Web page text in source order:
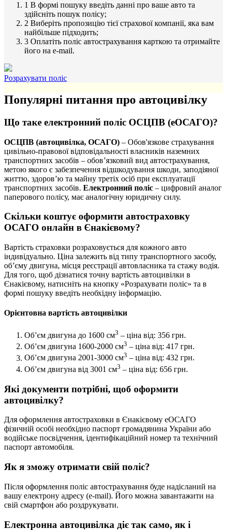
1 В формі пошуку введіть данні про ваше авто та
здійсніть пошук полісу;
2 Виберіть пропозицію тієї страхової компанії, яка вам
найбільше підходить;
3 Оплатіть поліс автострахування карткою та отримайте
його на e-mail.
Розрахувати поліс
Популярні питання про автоцивілку
Що таке електронний поліс ОСЦПВ (еОСАГО)?
ОСЦПВ (автоцивілка, ОСАГО) – Обов'язкове страхування
цивільно-правової відповідальності власників наземних
транспортних засобів – обов’язковий вид автострахування,
метою якого є забезпечення відшкодування шкоди, заподіяної
життю, здоров’ю та майну третіх осіб при експлуатації
транспортних засобів. Електронний поліс – цифровий аналог
паперового полісу, має аналогічну юридичну силу.
Скільки коштує оформити автостраховку
ОСАГО онлайн в Єнакієвому?
Вартість страховки розраховується для кожного авто
індивідуально. Ціна залежить від типу транспортного засобу,
об’єму двигуна, місця реєстрації автовласника та стажу водія.
Для того, щоб дізнатися точну вартість автоцивілки в
Єнакієвому, натисніть на кнопку «Розрахувати поліс» та в
формі пошуку введіть необхідну інформацію.
Орієнтовна вартість автоцивілки
Об’єм двигуна до 1600 см3 – ціна від: 356 грн.
Об’єм двигуна 1600-2000 см3 – ціна від: 417 грн.
Об’єм двигуна 2001-3000 см3 – ціна від: 432 грн.
Об’єм двигуна від 3001 см3 – ціна від: 656 грн.
Які документи потрібні, щоб оформити
автоцивілку?
Для оформлення автостраховки в Єнакієвому еОСАГО
фізичній особі необхідно паспорт громадянина України або
водійське посвідчення, ідентифікаційний номер та технічний
паспорт автомобіля.
Як я зможу отримати свій поліс?
Після оформлення поліс автострахування буде надісланий на
вашу електрону адресу (e-mail). Його можна завантажити на
свій смартфон або роздрукувати.
Електронна автоцивілка діє так само, як і